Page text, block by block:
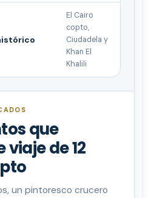
El Cairo
copto,
Ciudadela y
Khan El
Khalili
que
de 12
un pintoresco crucero